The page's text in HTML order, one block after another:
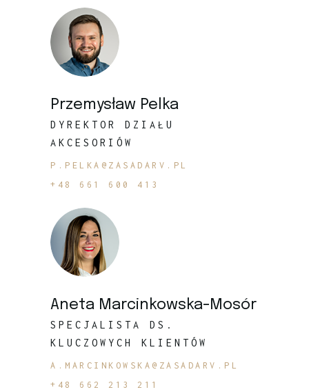
Przemysław Pelka
DYREKTOR DZIAŁU
AKCESORIÓW
P.PELKA@ZASADARV.PL
+48 661 600 413
Aneta Marcinkowska-Mosór
SPECJALISTA DS.
KLUCZOWYCH KLIENTÓW
A.MARCINKOWSKA@ZASADARV.PL
+48 662 213 211